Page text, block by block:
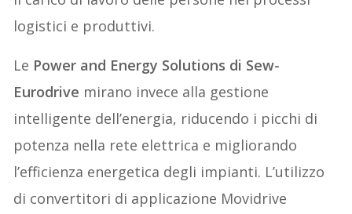
logistici e produttivi.
Le Power and Energy Solutions di Sew-
Eurodrive mirano invece alla gestione
intelligente dell’energia, riducendo i picchi di
potenza nella rete elettrica e migliorando
l’efficienza energetica degli impianti. L’utilizzo
di convertitori di applicazione Movidrive